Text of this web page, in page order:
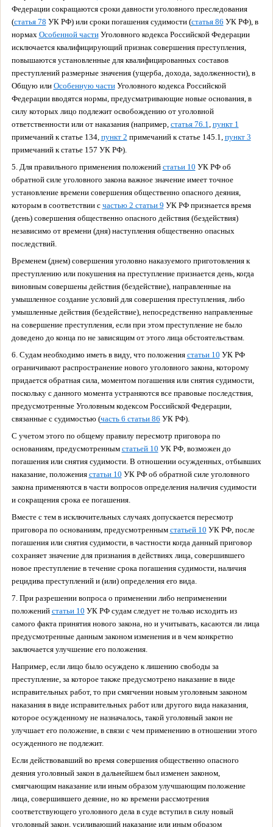
Федерации сокращаются сроки давности уголовного преследования
(статья 78 УК РФ) или сроки погашения судимости (статья 86 УК РФ), в
нормах Особенной частиУголовного кодекса Российской Федерации
исключается квалифицирующий признак совершения преступления,
повышаются установленные для квалифицированных составов
преступлений размерные значения (ущерба, дохода, задолженности), в
Общую или Особенную частиУголовного кодекса Российской
Федерации вводятся нормы, предусматривающие новые основания, в
силу которых лицо подлежит освобождению от уголовной
ответственности или от наказания (например, статья 76.1, пункт 1
примечаний к статье 134, пункт 2 примечаний к статье 145.1, пункт 3
примечаний к статье 157 УК РФ).
5. Для правильного применения положений статьи 10 УК РФ об
обратной силе уголовного закона важное значение имеет точное
установление времени совершения общественно опасного деяния,
которым в соответствии с частью 2 статьи 9 УК РФ признается время
(день) совершения общественно опасного действия (бездействия)
независимо от времени (дня) наступления общественно опасных
последствий.
Временем (днем) совершения уголовно наказуемого приготовления к
преступлению или покушения на преступление признается день, когда
виновным совершены действия (бездействие), направленные на
умышленное создание условий для совершения преступления, либо
умышленные действия (бездействие), непосредственно направленные
на совершение преступления, если при этом преступление не было
доведено до конца по не зависящим от этого лица обстоятельствам.
6. Судам необходимо иметь в виду, что положения статьи 10 УК РФ
ограничивают распространение нового уголовного закона, которому
придается обратная сила, моментом погашения или снятия судимости,
поскольку с данного момента устраняются все правовые последствия,
предусмотренные Уголовным кодексом Российской Федерации,
связанные с судимостью (часть 6 статьи 86 УК РФ).
С учетом этого по общему правилу пересмотр приговора по
основаниям, предусмотренным статьей 10 УК РФ, возможен до
погашения или снятия судимости. В отношении осужденных, отбывших
наказание, положения статьи 10 УК РФ об обратной силе уголовного
закона применяются в части вопросов определения наличия судимости
и сокращения срока ее погашения.
Вместе с тем в исключительных случаях допускается пересмотр
приговора по основаниям, предусмотренным статьей 10 УК РФ, после
погашения или снятия судимости, в частности когда данный приговор
сохраняет значение для признания в действиях лица, совершившего
новое преступление в течение срока погашения судимости, наличия
рецидива преступлений и (или) определения его вида.
7. При разрешении вопроса о применении либо неприменении
положений статьи 10 УК РФ судам следует не только исходить из
самого факта принятия нового закона, но и учитывать, касаются ли лица
предусмотренные данным законом изменения и в чем конкретно
заключается улучшение его положения.
Например, если лицо было осуждено к лишению свободы за
преступление, за которое также предусмотрено наказание в виде
исправительных работ, то при смягчении новым уголовным законом
наказания в виде исправительных работ или другого вида наказания,
которое осужденному не назначалось, такой уголовный закон не
улучшает его положение, в связи с чем применению в отношении этого
осужденного не подлежит.
Если действовавший во время совершения общественно опасного
деяния уголовный закон в дальнейшем был изменен законом,
смягчающим наказание или иным образом улучшающим положение
лица, совершившего деяние, но ко времени рассмотрения
соответствующего уголовного дела в суде вступил в силу новый
уголовный закон, усиливающий наказание или иным образом